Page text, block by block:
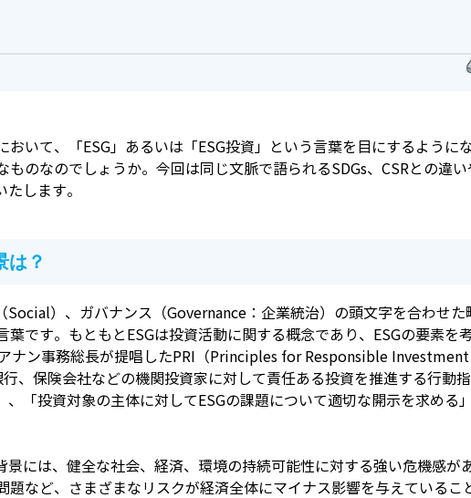
おいて、「ESG」あるいは「ESG投資」という言葉を目にするように
のなのでしょうか。今回は同じ文脈で語られるSDGs、CSRとの違
します。
は？
）、ガバナンス（Governance：企業統治）の頭文字を合わせ
です。もともとESGは投資活動に関する概念であり、ESGの要素を
アナン事務総長が提唱したPRI（Principles for Responsible
、保険会社などの機関投資家に対して責任ある投資を推進する行動
、「投資対象の主体に対してESGの課題について適切な開示を求め
景には、健全な社会、経済、環境の持続可能性に対する強い危機感が
など、さまざまなリスクが経済全体にマイナス影響を与えているこ